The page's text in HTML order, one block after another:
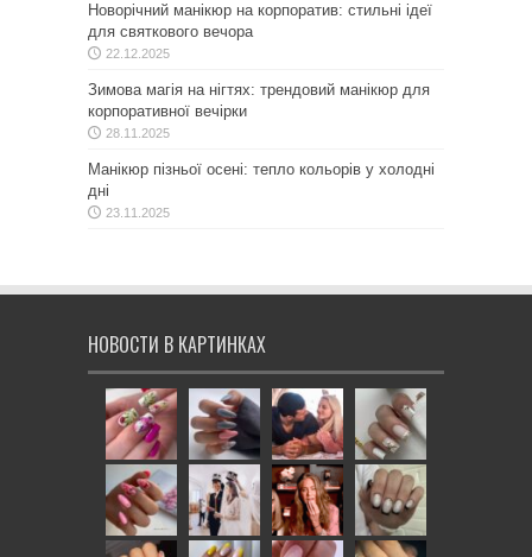
Новорічний манікюр на корпоратив: стильні ідеї
для святкового вечора
22.12.2025
Зимова магія на нігтях: трендовий манікюр для
корпоративної вечірки
28.11.2025
Манікюр пізньої осені: тепло кольорів у холодні
дні
23.11.2025
НОВОСТИ В КАРТИНКАХ